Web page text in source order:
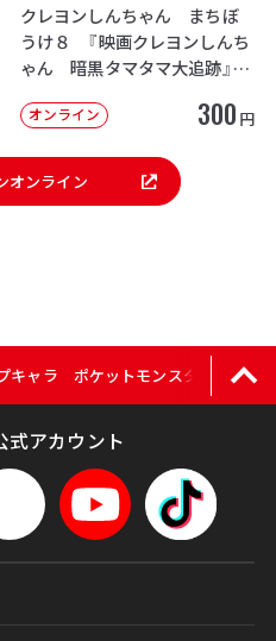
クレヨンしんちゃん まちぼ
うけ８ 『映画クレヨンしんち
ゃん 暗黒タマタマ大追跡』【2
オンライン 300 円
オンライン
キャラ ポケットモンスター12（くさ
式アカウント